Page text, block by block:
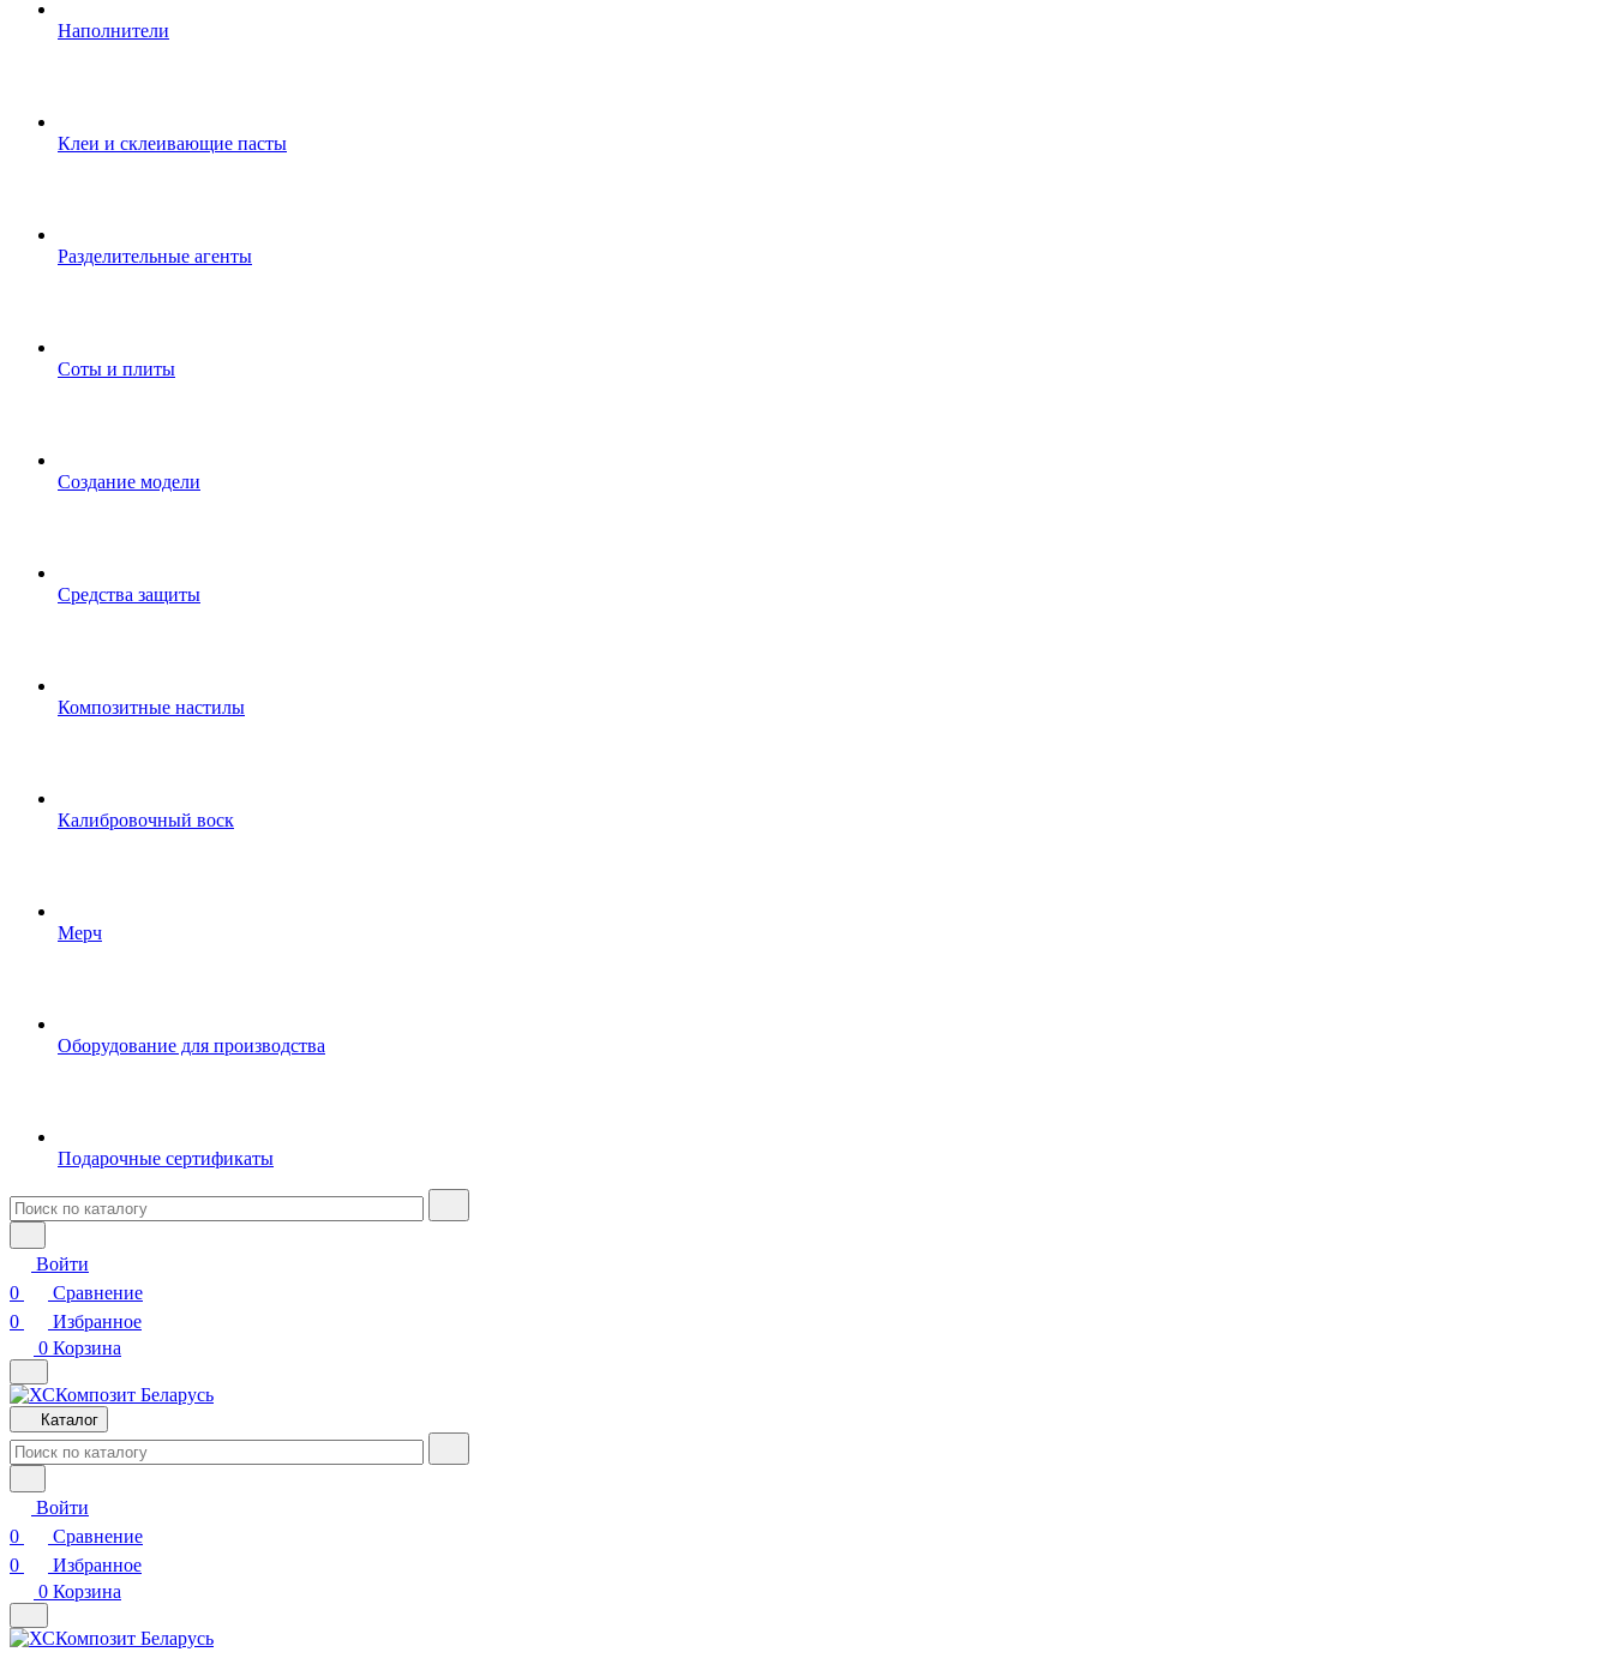
Наполнители
Клеи и склеивающие пасты
Разделительные агенты
Соты и плиты
Создание модели
Средства защиты
Композитные настилы
Калибровочный воск
Мерч
Оборудование для производства
Подарочные сертификаты
Войти
0
Сравнение
0
Избранное
0 Корзина
Каталог
Войти
0
Сравнение
0
Избранное
0 Корзина